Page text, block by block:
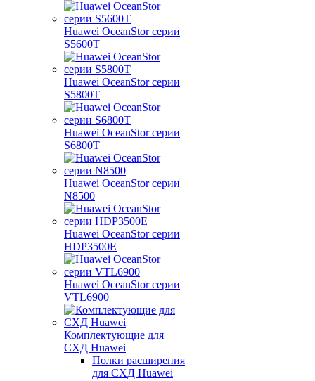
Huawei OceanStor серии
S5600T
Huawei OceanStor серии
S5800T
Huawei OceanStor серии
S6800T
Huawei OceanStor серии
N8500
Huawei OceanStor серии
HDP3500E
Huawei OceanStor серии
VTL6900
Комплектующие для
СХД Huawei
Полки расширения
для СХД Huawei